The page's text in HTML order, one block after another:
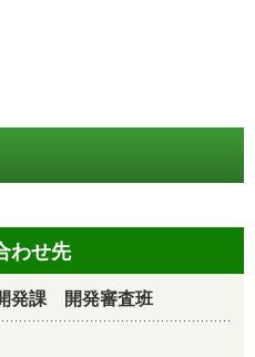
わせ先
発課 開発審査班